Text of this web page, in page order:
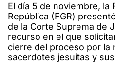
El día 5 de noviembre, la
República (FGR)
de la Corte Suprema de
recurso en el que
cierre del proceso por la
sacerdotes jesuitas y